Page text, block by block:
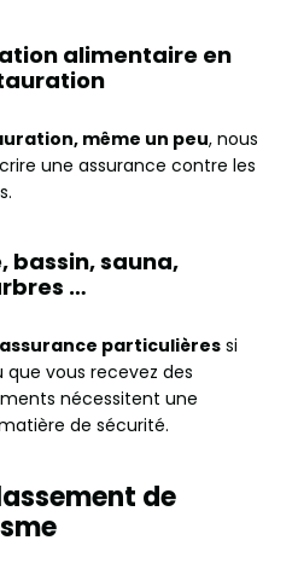
alimentaire en
même un peu, nous
une assurance contre les
bassin, sauna,
…
particulières si
que vous recevez des
nécessitent une
de sécurité.
de